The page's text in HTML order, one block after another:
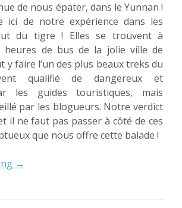
de nous épater, dans le Yunnan !
ici de notre expérience dans les
du tigre ! Elles se trouvent à
heures de bus de la jolie ville de
y faire l’un des plus beaux treks du
qualifié de dangereux et
les guides touristiques, mais
par les blogueurs. Notre verdict
il ne faut pas passer à côté de ces
que nous offre cette balade !
« We
→